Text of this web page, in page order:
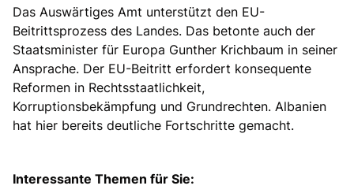
Das Auswärtiges Amt unterstützt den EU-
Beitrittsprozess des Landes. Das betonte auch der
Staatsminister für Europa Gunther Krichbaum in seiner
Ansprache. Der EU-Beitritt erfordert konsequente
Reformen in Rechtsstaatlichkeit,
Korruptionsbekämpfung und Grundrechten. Albanien
hat hier bereits deutliche Fortschritte gemacht.
Interessante Themen für Sie: